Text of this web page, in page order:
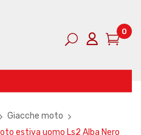
0
Giacche moto
estiva uomo Ls2 Alba Nero